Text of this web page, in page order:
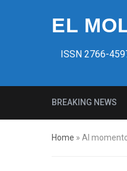
EL
ISSN 2766-
BREAKING NEWS
Milicias fascistas en
Home » Al